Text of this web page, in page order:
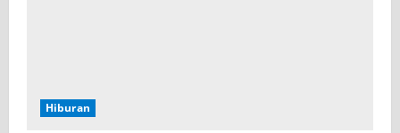
Hiburan